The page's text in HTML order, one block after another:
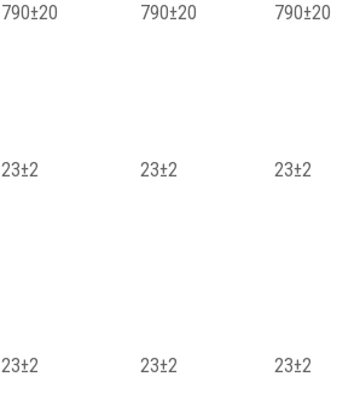
790±20 790±20 790±20
23±2 23±2 23±2
23±2 23±2 23±2